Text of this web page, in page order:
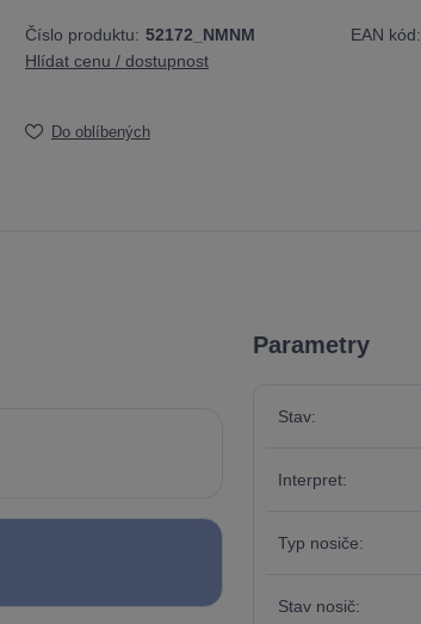
Číslo produktu: 52172_NMNM EAN kód:
Hlídat cenu / dostupnost
Do oblíbených
Parametry
Stav
Interpret
Typ nosiče
Stav nosič